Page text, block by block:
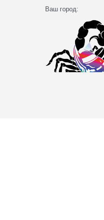
Ваш город: